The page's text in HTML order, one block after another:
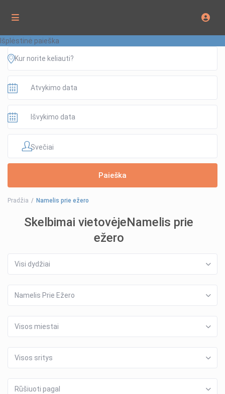
Išplėstinė paieška
Svečiai
Pradžia Namelis prie ežero
Skelbimai vietovėjeNamelis prie
ežero
Visi dydžiai
Namelis Prie Ežero
Visos miestai
Visos sritys
Rūšiuoti pagal